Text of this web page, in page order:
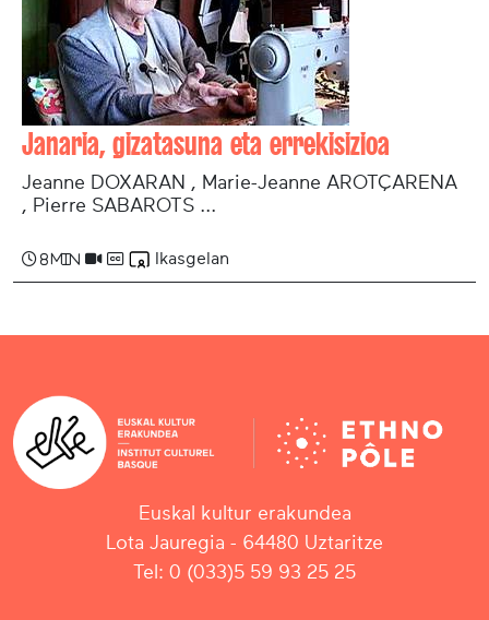
Janaria, gizatasuna eta errekisizioa
Jeanne DOXARAN , Marie-­Jeanne AROTÇARENA
, Pierre SABAROTS ...
8 min Ikasgelan
Euskal kultur erakundea
Lota Jauregia - 64480 Uztaritze
Tel: 0 (033)5 59 93 25 25